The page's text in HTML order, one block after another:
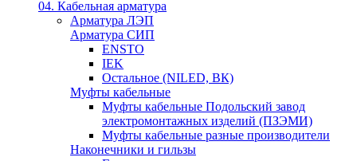
04. Кабельная арматура
Арматура ЛЭП
Арматура СИП
ENSTO
IEK
Остальное (NILED, ВК)
Муфты кабельные
Муфты кабельные Подольский завод
электромонтажных изделий (ПЗЭМИ)
Муфты кабельные разные производители
Наконечники и гильзы